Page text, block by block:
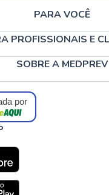
PARA VOCÊ
PROFISSIONAIS E
SOBRE A MEDPREV
por